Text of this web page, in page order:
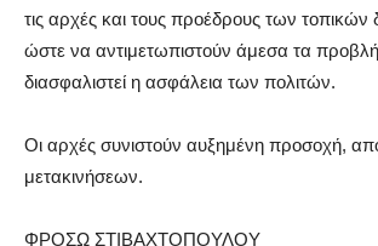
τις αρχές και τους προέδρους των τοπικών
ώστε να αντιμετωπιστούν άμεσα τα
διασφαλιστεί η ασφάλεια των πολιτών.
Οι αρχές συνιστούν αυξημένη προσοχή,
μετακινήσεων.
ΦΡΟΣΩ ΣΤΙΒΑΧΤΟΠΟΥΛΟΥ